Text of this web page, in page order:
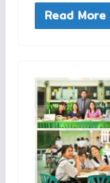
Read More